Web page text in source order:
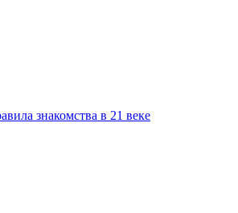
знакомства в 21 веке